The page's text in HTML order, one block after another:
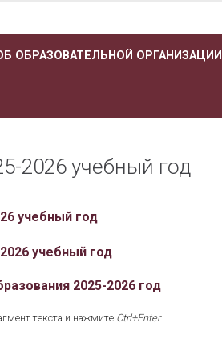
ОБРАЗОВАТЕЛЬНОЙ ОРГАНИЗАЦИИ
2026 учебный год
учебный год
учебный год
2025-2026 год
текста и нажмите Ctrl+Enter.